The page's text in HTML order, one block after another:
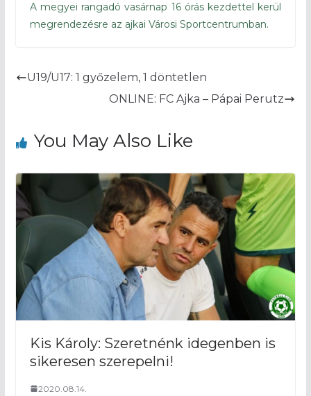
A megyei rangadó vasárnap 16 órás kezdettel kerül
megrendezésre az ajkai Városi Sportcentrumban.
U19/U17: 1 győzelem, 1 döntetlen
ONLINE: FC Ajka – Pápai Perutz
You May Also Like
Kis Károly: Szeretnénk idegenben is
sikeresen szerepelni!
2020.08.14.